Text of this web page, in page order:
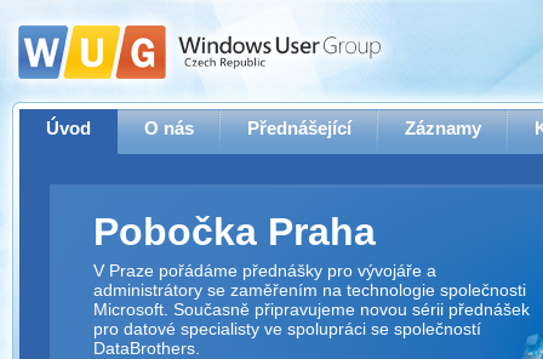
Úvod O nás Přednášející Záznamy
Pobočka Praha
V Praze pořádáme přednášky pro vývojáře a
administrátory se zaměřením na technologie společnosti
Microsoft. Současně připravujeme novou sérii přednášek
pro datové specialisty ve spolupráci se společností
DataBrothers.